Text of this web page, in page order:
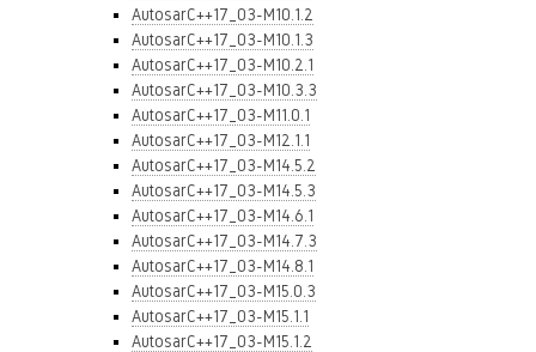
AutosarC++17_03-M10.1.2
AutosarC++17_03-M10.1.3
AutosarC++17_03-M10.2.1
AutosarC++17_03-M10.3.3
AutosarC++17_03-M11.0.1
AutosarC++17_03-M12.1.1
AutosarC++17_03-M14.5.2
AutosarC++17_03-M14.5.3
AutosarC++17_03-M14.6.1
AutosarC++17_03-M14.7.3
AutosarC++17_03-M14.8.1
AutosarC++17_03-M15.0.3
AutosarC++17_03-M15.1.1
AutosarC++17_03-M15.1.2